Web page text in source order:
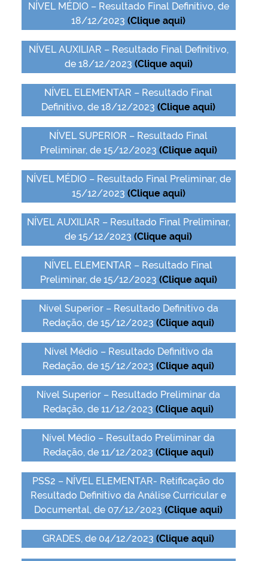
NÍVEL MÉDIO – Resultado Final Definitivo, de
18/12/2023(Clique aqui)
NÍVEL AUXILIAR – Resultado Final Definitivo,
de 18/12/2023 (Clique aqui)
NÍVEL ELEMENTAR – Resultado Final
Definitivo, de 18/12/2023(Clique aqui)
NÍVEL SUPERIOR – Resultado Final
Preliminar, de 15/12/2023 (Clique aqui)
NÍVEL MÉDIO – Resultado Final Preliminar, de
15/12/2023 (Clique aqui)
NÍVEL AUXILIAR – Resultado Final Preliminar,
de 15/12/2023(Clique aqui)
NÍVEL ELEMENTAR – Resultado Final
Preliminar, de 15/12/2023 (Clique aqui)
Nível Superior – Resultado Definitivo da
Redação, de 15/12/2023(Clique aqui)
Nível Médio – Resultado Definitivo da
Redação, de 15/12/2023(Clique aqui)
Nível Superior – Resultado Preliminar da
Redação, de 11/12/2023(Clique aqui)
Nível Médio – Resultado Preliminar da
Redação, de 11/12/2023(Clique aqui)
PSS2 – NÍVEL ELEMENTAR- Retificação do
Resultado Definitivo da Análise Curricular e
Documental, de 07/12/2023(Clique aqui)
GRADES, de 04/12/2023(Clique aqui)